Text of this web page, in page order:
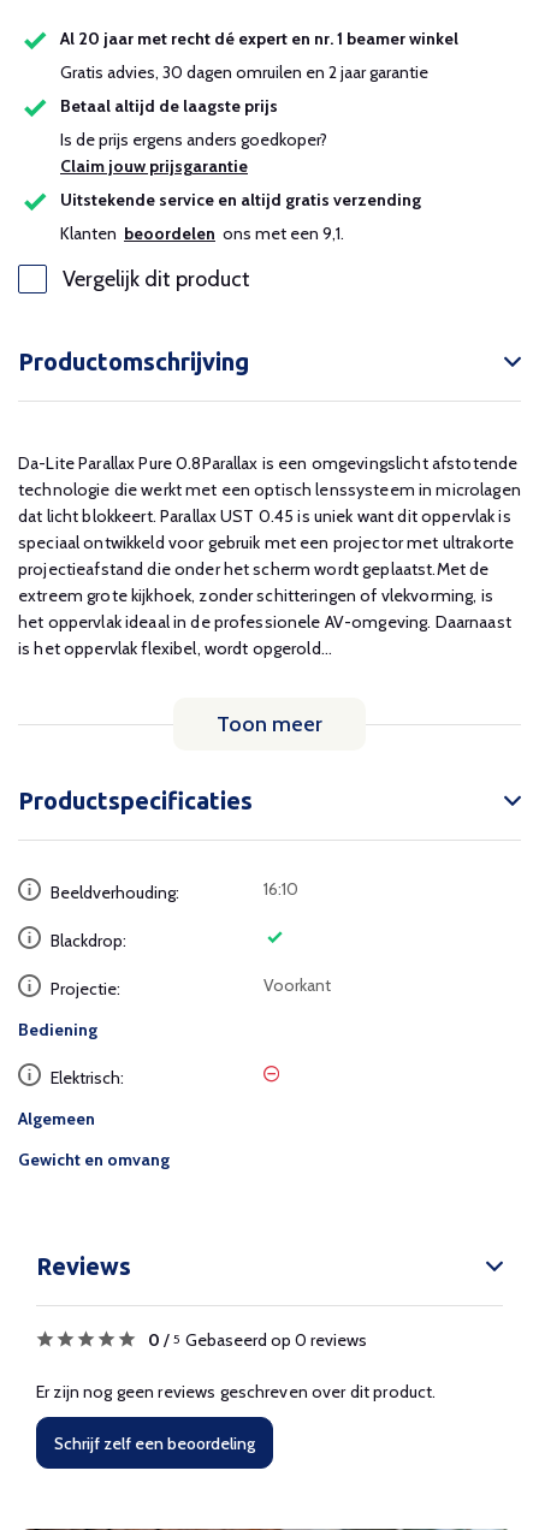
Al 20 jaar met recht dé expert en nr. 1 beamer winkel
Gratis advies, 30 dagen omruilen en 2 jaar garantie
Betaal altijd de laagste prijs
Is de prijs ergens anders goedkoper?
Claim jouw prijsgarantie
Uitstekende service en altijd gratis verzending
Klanten beoordelen ons met een 9,1.
Vergelijk dit product
Productomschrijving
Da-Lite Parallax Pure 0.8Parallax is een omgevingslicht afstotende
technologie die werkt met een optisch lenssysteem in microlagen
dat licht blokkeert. Parallax UST 0.45 is uniek want dit oppervlak is
speciaal ontwikkeld voor gebruik met een projector met ultrakorte
projectieafstand die onder het scherm wordt geplaatst.Met de
extreem grote kijkhoek, zonder schitteringen of vlekvorming, is
het oppervlak ideaal in de professionele AV-omgeving. Daarnaast
is het oppervlak flexibel, wordt opgerold...
Toon meer
Productspecificaties
Beeldverhouding: 16:10
Blackdrop:
Projectie: Voorkant
Bediening
Elektrisch:
Algemeen
Gewicht en omvang
Reviews
0 / 5 Gebaseerd op 0 reviews
Er zijn nog geen reviews geschreven over dit product.
Schrijf zelf een beoordeling